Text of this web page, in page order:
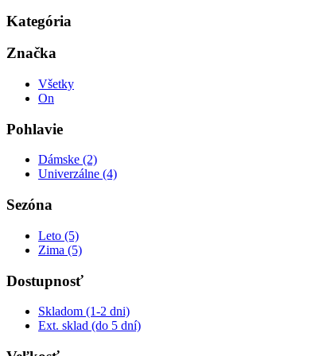
Kategória
Značka
Všetky
On
Pohlavie
Dámske (2)
Univerzálne (4)
Sezóna
Leto (5)
Zima (5)
Dostupnosť
Skladom (1-2 dni)
Ext. sklad (do 5 dní)